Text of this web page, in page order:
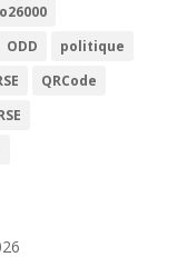
ODD
politique
QRCode